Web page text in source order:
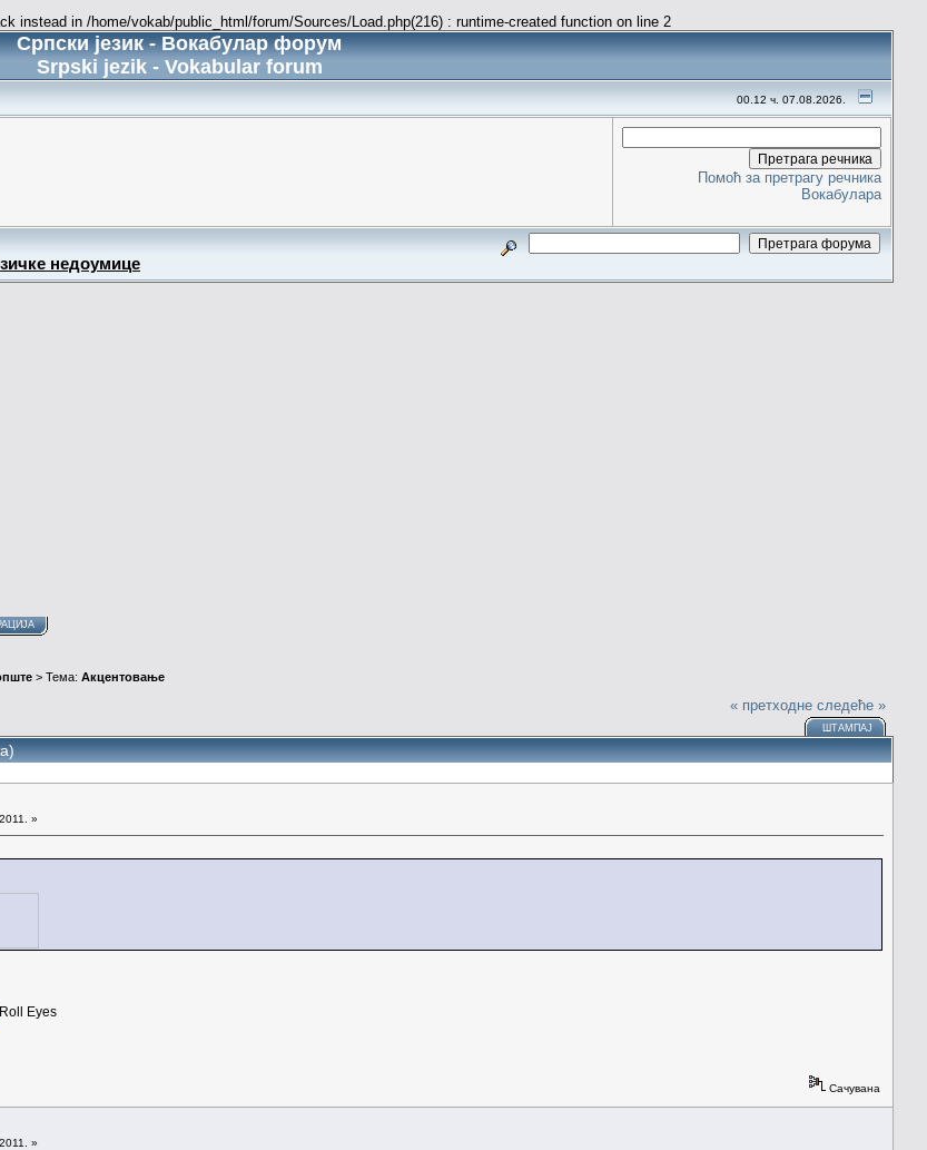
instead in /home/vokab/public_html/forum/Sources/Load.php(216) : runtime-created function on line 2
Српски језик - Вокабулар форум
Srpski jezik - Vokabular forum
00.12 ч. 07.08.2026.
Помоћ за претрагу речника
Вокабулара
недоумице
> Тема: Акцентовање
« претходне следеће »
ШТАМПАЈ
»
Сачувана
»